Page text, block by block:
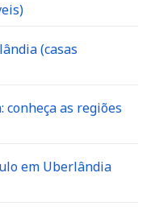
(casas
as regiões
em Uberlândia